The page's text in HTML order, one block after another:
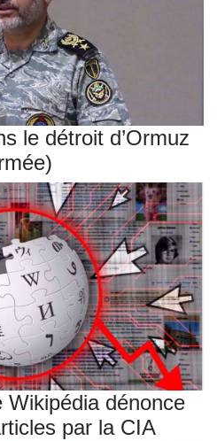
le détroit d’Ormuz
Wikipédia dénonce
par la CIA